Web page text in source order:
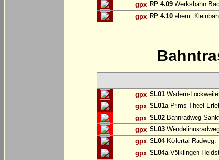
gpx RP 4.09 Werksbahn
gpx RP 4.10 ehem.
gpx SL01 Wadern-
gpx SL01aPrims-Theel-
gpx SL02 Bahnradweg
gpx SL03
gpx SL04Köllertal-Radweg:
gpx SL04aVölklingen